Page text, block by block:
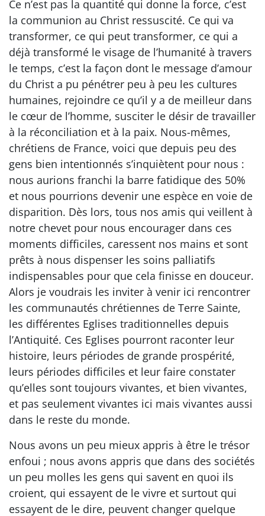
Ce n’est pas la quantité qui donne la force, c’est
la communion au Christ ressuscité. Ce qui va
transformer, ce qui peut transformer, ce qui a
déjà transformé le visage de l’humanité à travers
le temps, c’est la façon dont le message d’amour
du Christ a pu pénétrer peu à peu les cultures
humaines, rejoindre ce qu’il y a de meilleur dans
le cœur de l’homme, susciter le désir de travailler
à la réconciliation et à la paix. Nous-mêmes,
chrétiens de France, voici que depuis peu des
gens bien intentionnés s’inquiètent pour nous :
nous aurions franchi la barre fatidique des 50%
et nous pourrions devenir une espèce en voie de
disparition. Dès lors, tous nos amis qui veillent à
notre chevet pour nous encourager dans ces
moments difficiles, caressent nos mains et sont
prêts à nous dispenser les soins palliatifs
indispensables pour que cela finisse en douceur.
Alors je voudrais les inviter à venir ici rencontrer
les communautés chrétiennes de Terre Sainte,
les différentes Eglises traditionnelles depuis
l’Antiquité. Ces Eglises pourront raconter leur
histoire, leurs périodes de grande prospérité,
leurs périodes difficiles et leur faire constater
qu’elles sont toujours vivantes, et bien vivantes,
et pas seulement vivantes ici mais vivantes aussi
dans le reste du monde.
Nous avons un peu mieux appris à être le trésor
enfoui ; nous avons appris que dans des sociétés
un peu molles les gens qui savent en quoi ils
croient, qui essayent de le vivre et surtout qui
essayent de le dire, peuvent changer quelque